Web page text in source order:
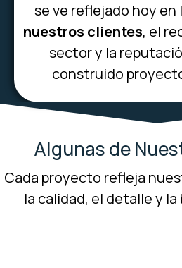
se ve reflejado hoy en
nuestros clientes, el
sector y la
construido
Algunas de
Cada proyecto refleja
la calidad, el detalle y